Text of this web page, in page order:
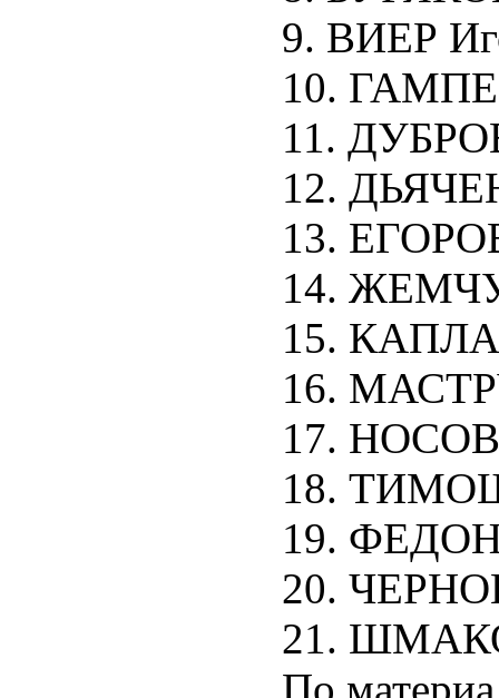
9. ВИЕР
10.
11.
12.
13.
14.
15.
16.
17. НОСОВ
18.
19.
20.
21.
По